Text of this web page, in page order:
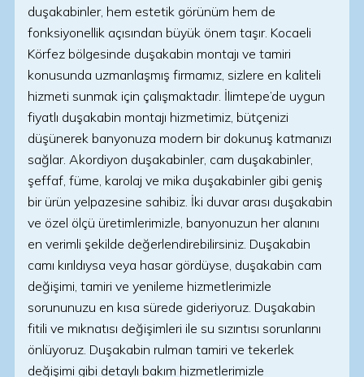
duşakabinler, hem estetik görünüm hem de
fonksiyonellik açısından büyük önem taşır. Kocaeli
Körfez bölgesinde duşakabin montajı ve tamiri
konusunda uzmanlaşmış firmamız, sizlere en kaliteli
hizmeti sunmak için çalışmaktadır. İlimtepe’de uygun
fiyatlı duşakabin montajı hizmetimiz, bütçenizi
düşünerek banyonuza modern bir dokunuş katmanızı
sağlar. Akordiyon duşakabinler, cam duşakabinler,
şeffaf, füme, karolaj ve mika duşakabinler gibi geniş
bir ürün yelpazesine sahibiz. İki duvar arası duşakabin
ve özel ölçü üretimlerimizle, banyonuzun her alanını
en verimli şekilde değerlendirebilirsiniz. Duşakabin
camı kırıldıysa veya hasar gördüyse, duşakabin cam
değişimi, tamiri ve yenileme hizmetlerimizle
sorununuzu en kısa sürede gideriyoruz. Duşakabin
fitili ve mıknatısı değişimleri ile su sızıntısı sorunlarını
önlüyoruz. Duşakabin rulman tamiri ve tekerlek
değişimi gibi detaylı bakım hizmetlerimizle